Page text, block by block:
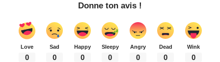
Donne ton avis !
Love
0
Sad
0
Happy
0
Sleepy
0
Angry
0
Dead
0
Wink
0